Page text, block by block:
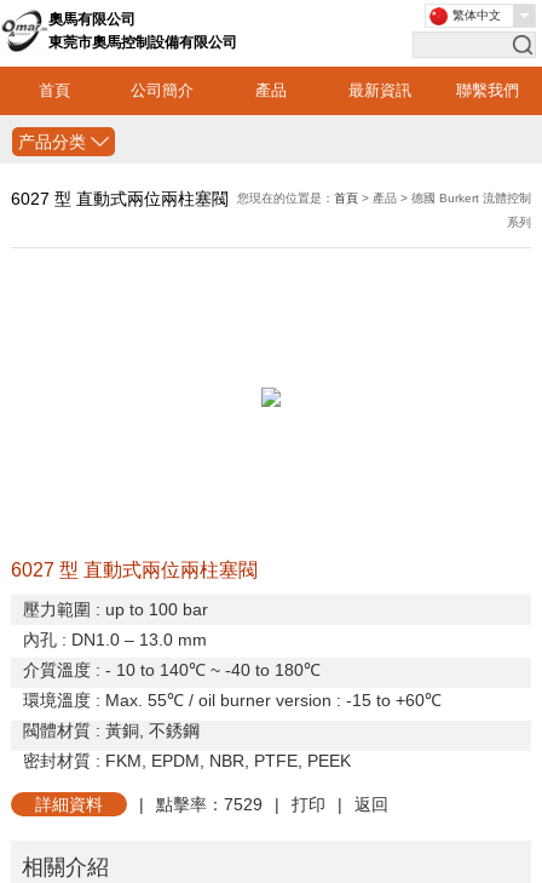
奧馬有限公司
東莞市奧馬控制設備有限公司
首頁 公司簡介 產品 最新資訊 聯繫我們
繁体中文
产品分类
6027 型 直動式兩位兩柱塞閥 您現在的位置是：首頁 > 產品 > 德國 Burkert 流體控制
系列
6027 型 直動式兩位兩柱塞閥
壓力範圍 : up to 100 bar
內孔: DN1.0 – 13.0 mm
介質溫度: - 10 to 140℃ ~ -40 to 180℃
環境溫度: Max. 55℃/ oil burner version : -15 to +60℃
閥體材質: 黃銅, 不銹鋼
密封材質: FKM, EPDM, NBR, PTFE, PEEK
詳細資料 | 點擊率：7529 | 打印 | 返回
相關介紹